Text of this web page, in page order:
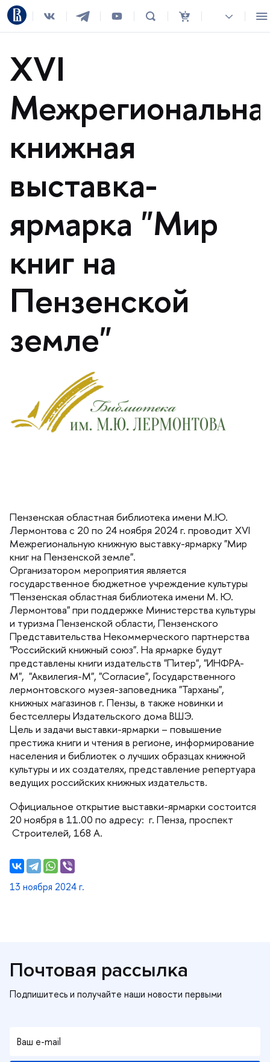
XVI
книжная
ыставка-
ярмарка "Мир
книг на
Пензенской
земле"
Пензенская областная библиотека имени М.Ю.
Лермонтова с 20 по 24 ноября 2024 г. проводит XVI
Межрегиональную книжную выставку-ярмарку "Мир
книг на Пензенской земле".
Организатором мероприятия является
осударственное бюджетное учреждение культуры
"Пензенская областная библиотека имени М. Ю.
Лермонтова" при поддержке Министерства культуры
и туризма Пензенской области, Пензенского
Представительства Некоммерческого партнерства
"Российский книжный союз". На ярмарке будут
представлены книги издательств "Питер", "ИНФРА-
М", "Аквилегия-М", "Согласие", Государственного
лермонтовского музея-заповедника "Тарханы",
книжных магазинов г. Пензы, в также новинки и
естселлеры Издательского дома ВШЭ.
Цель и задачи выставки-ярмарки – повышение
престижа книги и чтения в регионе, информирование
населения и библиотек о лучших образцах книжной
культуры и их создателях, представление репертуара
едущих российских книжных издательств.
Официальное открытие выставки-ярмарки состоится
20 ноября в 11.00 по адресу: г. Пенза, проспект
Строителей, 168 А.
13 ноября 2024 г.
Почтовая рассылка